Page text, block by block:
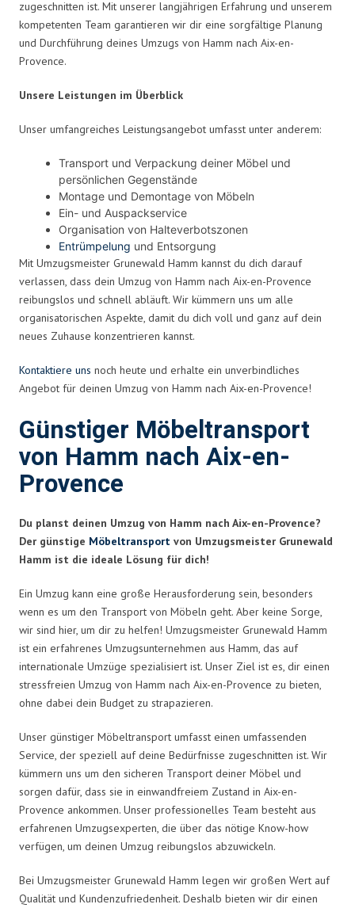
zugeschnitten ist. Mit unserer langjährigen Erfahrung und unserem
kompetenten Team garantieren wir dir eine sorgfältige Planung
und Durchführung deines Umzugs von Hamm nach Aix-en-
Provence.
Unsere Leistungen im Überblick
Unser umfangreiches Leistungsangebot umfasst unter anderem:
Transport und Verpackung deiner Möbel und
persönlichen Gegenstände
Montage und Demontage von Möbeln
Ein- und Auspackservice
Organisation von Halteverbotszonen
Entrümpelung und Entsorgung
Mit Umzugsmeister Grunewald Hamm kannst du dich darauf
verlassen, dass dein Umzug von Hamm nach Aix-en-Provence
reibungslos und schnell abläuft. Wir kümmern uns um alle
organisatorischen Aspekte, damit du dich voll und ganz auf dein
neues Zuhause konzentrieren kannst.
Kontaktiere uns noch heute und erhalte ein unverbindliches
Angebot für deinen Umzug von Hamm nach Aix-en-Provence!
Günstiger Möbeltransport
von Hamm nach Aix-en-
Provence
Du planst deinen Umzug von Hamm nach Aix-en-Provence?
Der günstige Möbeltransport von Umzugsmeister Grunewald
Hamm ist die ideale Lösung für dich!
Ein Umzug kann eine große Herausforderung sein, besonders
wenn es um den Transport von Möbeln geht. Aber keine Sorge,
wir sind hier, um dir zu helfen! Umzugsmeister Grunewald Hamm
ist ein erfahrenes Umzugsunternehmen aus Hamm, das auf
internationale Umzüge spezialisiert ist. Unser Ziel ist es, dir einen
stressfreien Umzug von Hamm nach Aix-en-Provence zu bieten,
ohne dabei dein Budget zu strapazieren.
Unser günstiger Möbeltransport umfasst einen umfassenden
Service, der speziell auf deine Bedürfnisse zugeschnitten ist. Wir
kümmern uns um den sicheren Transport deiner Möbel und
sorgen dafür, dass sie in einwandfreiem Zustand in Aix-en-
Provence ankommen. Unser professionelles Team besteht aus
erfahrenen Umzugsexperten, die über das nötige Know-how
verfügen, um deinen Umzug reibungslos abzuwickeln.
Bei Umzugsmeister Grunewald Hamm legen wir großen Wert auf
Qualität und Kundenzufriedenheit. Deshalb bieten wir dir einen